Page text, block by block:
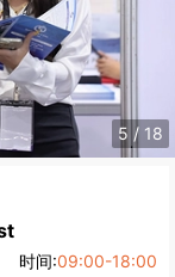
5 / 18
时间:09:00-18:00